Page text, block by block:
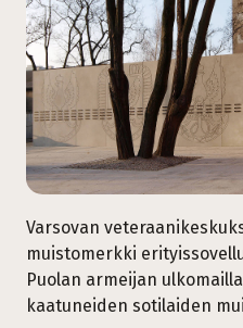
Varsovan
muistomerkki
Puolan armeijan
kaatuneiden sotilaiden